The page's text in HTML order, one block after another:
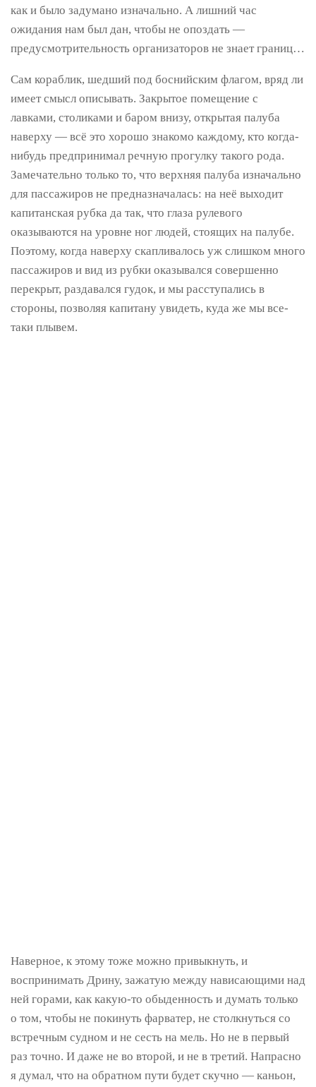
как и было задумано изначально. А лишний час
ожидания нам был дан, чтобы не опоздать —
предусмотрительность организаторов не знает границ…
Сам кораблик, шедший под боснийским флагом, вряд ли
имеет смысл описывать. Закрытое помещение с
лавками, столиками и баром внизу, открытая палуба
наверху — всё это хорошо знакомо каждому, кто когда-
нибудь предпринимал речную прогулку такого рода.
Замечательно только то, что верхняя палуба изначально
для пассажиров не предназначалась: на неё выходит
капитанская рубка да так, что глаза рулевого
оказываются на уровне ног людей, стоящих на палубе.
Поэтому, когда наверху скапливалось уж слишком много
пассажиров и вид из рубки оказывался совершенно
перекрыт, раздавался гудок, и мы расступались в
стороны, позволяя капитану увидеть, куда же мы все-
таки плывем.
Наверное, к этому тоже можно привыкнуть, и
воспринимать Дрину, зажатую между нависающими над
ней горами, как какую-то обыденность и думать только
о том, чтобы не покинуть фарватер, не столкнуться со
встречным судном и не сесть на мель. Но не в первый
раз точно. И даже не во второй, и не в третий. Напрасно
я думал, что на обратном пути будет скучно — каньон,